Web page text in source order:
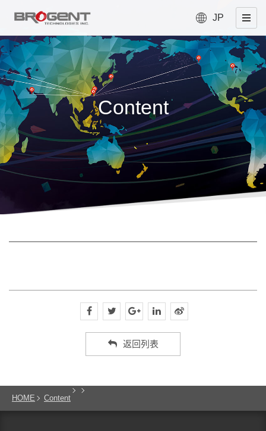
JP
Content
返回列表
HOME Content